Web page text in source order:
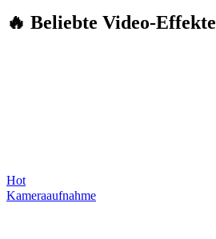
🔥 Beliebte Video-Effekte
Hot
Kameraaufnahme